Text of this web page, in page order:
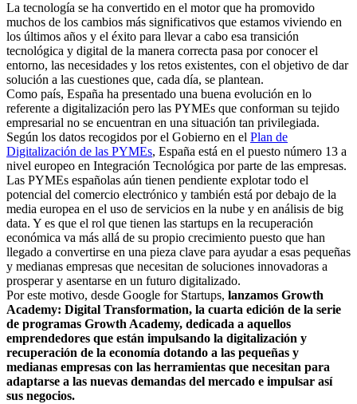
La tecnología se ha convertido en el motor que ha promovido
muchos de los cambios más significativos que estamos viviendo en
los últimos años y el éxito para llevar a cabo esa transición
tecnológica y digital de la manera correcta pasa por conocer el
entorno, las necesidades y los retos existentes, con el objetivo de dar
solución a las cuestiones que, cada día, se plantean.
Como país, España ha presentado una buena evolución en lo
referente a digitalización pero las PYMEs que conforman su tejido
empresarial no se encuentran en una situación tan privilegiada.
Según los datos recogidos por el Gobierno en el Plan de
Digitalización de las PYMEs, España está en el puesto número 13 a
nivel europeo en Integración Tecnológica por parte de las empresas.
Las PYMEs españolas aún tienen pendiente explotar todo el
potencial del comercio electrónico y también está por debajo de la
media europea en el uso de servicios en la nube y en análisis de big
data. Y es que el rol que tienen las startups en la recuperación
económica va más allá de su propio crecimiento puesto que han
llegado a convertirse en una pieza clave para ayudar a esas pequeñas
y medianas empresas que necesitan de soluciones innovadoras a
prosperar y asentarse en un futuro digitalizado.
Por este motivo, desde Google for Startups, lanzamos Growth
Academy: Digital Transformation, la cuarta edición de la serie
de programas Growth Academy, dedicada a aquellos
emprendedores que están impulsando la digitalización y
recuperación de la economía dotando a las pequeñas y
medianas empresas con las herramientas que necesitan para
adaptarse a las nuevas demandas del mercado e impulsar así
sus negocios.